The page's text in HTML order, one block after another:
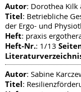
Autor: Dorothea Kilk
Titel: Betriebliche
der Ergo- und
Heft: praxis
Heft-Nr.: 1/13
Autor: Sabine
Titel: